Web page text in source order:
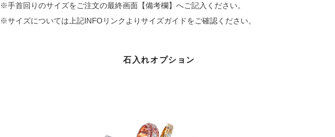
※手首回りのサイズをご注文の最終画面【備考欄】へご記入ください。
※サイズについては上記INFOリンクよりサイズガイドをご確認ください。
石入れオプション